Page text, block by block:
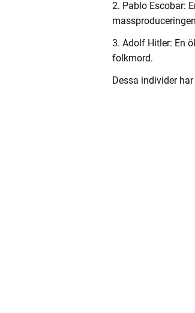
2. Pablo Escobar:
3. Adolf Hitler: En
folkmord.
Dessa individer